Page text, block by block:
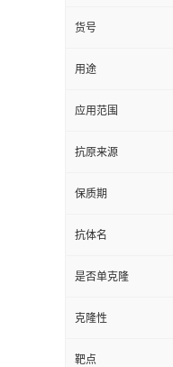
货号
用途
应用范围
抗原来源
保质期
抗体名
是否单克隆
克隆性
靶点